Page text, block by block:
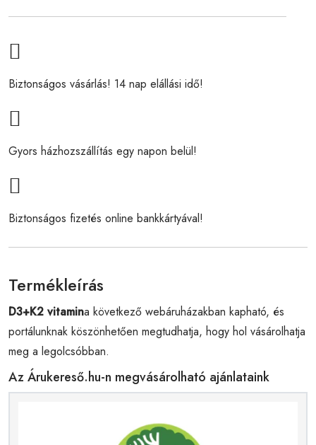
Biztonságos vásárlás! 14 nap elállási idő!
Gyors házhozszállítás egy napon belül!
Biztonságos fizetés online bankkártyával!
Termékleírás
D3+K2 vitamina következő webáruházakban kapható, és
portálunknak köszönhetően megtudhatja, hogy hol vásárolhatja
meg a legolcsóbban.
Az Árukereső.hu-n megvásárolható ajánlataink